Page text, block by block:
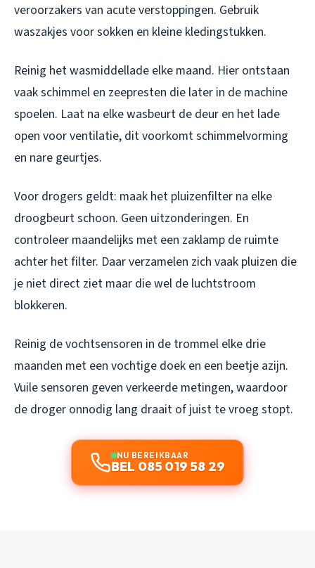
veroorzakers van acute verstoppingen. Gebruik
waszakjes voor sokken en kleine kledingstukken.
Reinig het wasmiddellade elke maand. Hier ontstaan
vaak schimmel en zeepresten die later in de machine
spoelen. Laat na elke wasbeurt de deur en het lade
open voor ventilatie, dit voorkomt schimmelvorming
en nare geurtjes.
Voor drogers geldt: maak het pluizenfilter na elke
droogbeurt schoon. Geen uitzonderingen. En
controleer maandelijks met een zaklamp de ruimte
achter het filter. Daar verzamelen zich vaak pluizen die
je niet direct ziet maar die wel de luchtstroom
blokkeren.
Reinig de vochtsensoren in de trommel elke drie
maanden met een vochtige doek en een beetje azijn.
Vuile sensoren geven verkeerde metingen, waardoor
de droger onnodig lang draait of juist te vroeg stopt.
NU BEREIKBAAR
BEL 085 019 58 29